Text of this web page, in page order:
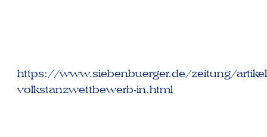
https://www.siebenbuerger.de/zeitung/
volkstanzwettbewerb-in.html